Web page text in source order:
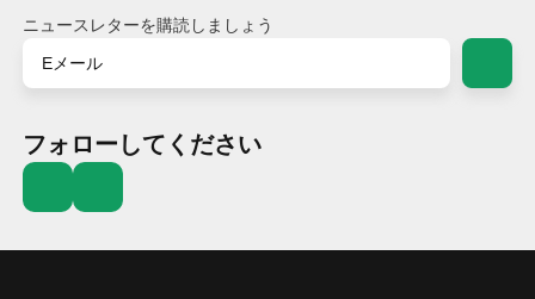
ニュースレターを購読しましょう
フォローしてください